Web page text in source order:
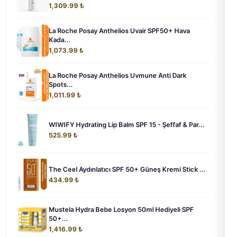
1,309.99 ₺
La Roche Posay Anthelios Uvair SPF50+ Hava
Kada...
1,073.99 ₺
La Roche Posay Anthelios Uvmune Anti Dark
Spots...
1,011.99 ₺
WIWIFY Hydrating Lip Balm SPF 15 - Şeffaf & Par...
525.99 ₺
The Ceel Aydınlatıcı SPF 50+ Güneş Kremi Stick ...
434.99 ₺
Mustela Hydra Bebe Losyon 50ml Hediyeli SPF
50+...
1,416.99 ₺